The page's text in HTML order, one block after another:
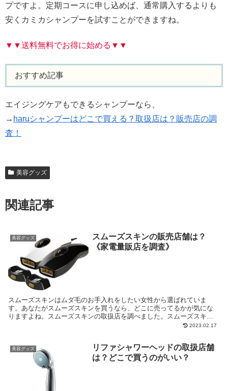
プですよ。定期コースに申し込めば、通常購入するよりも
安くカミカシャンプーを試すことができますね。
▼▼送料無料でお得に始める▼▼
おすすめ記事
エイジングケアもできるシャンプーなら、
→ haruシャンプーはどこで買える？取扱店は？販売店の調
査！
美容グッズ
関連記事
美容グッズ
スムーズスキンの販売店舗は？
《家電量販店を調査》
スムーズスキンはムダ毛のお手入れをしたい女性から選ばれていま
す。あなたがスムーズスキンを買うなら、どこに売ってるかが気にな
りますよね。スムーズスキンの取扱店を調べました。スムーズスキン
2023.02.17
美容グッズ
リファシャワーヘッドの取扱店舗
は？どこで買うのがいい？